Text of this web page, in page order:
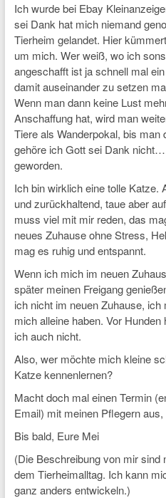
Ich wurde bei Ebay
sei Dank hat mich niemand
Tierheim gelandet. Hier
um mich. Wer weiß, wo ich
angeschafft ist ja schnell mal
damit auseinander zu setzen
Wenn man dann keine Lust
Anschaffung hat, wird man
Tiere als Wanderpokal, bis
gehöre ich Gott sei Dank
geworden.
Ich bin wirklich eine tolle Katze.
und zurückhaltend, taue aber
muss viel mit mir reden, das
neues Zuhause ohne Stress,
mag es ruhig und entspannt.
Wenn ich mich im neuen
später meinen Freigang
ich nicht im neuen Zuhause,
mich alleine haben. Vor
ich auch nicht.
Also, wer möchte mich kleine
Katze kennenlernen?
Macht doch mal einen Termin
Email) mit meinen Pflegern
Bis bald, Eure Mei
(Die Beschreibung von mir sind
dem Tierheimalltag. Ich kann
ganz anders entwickeln.)